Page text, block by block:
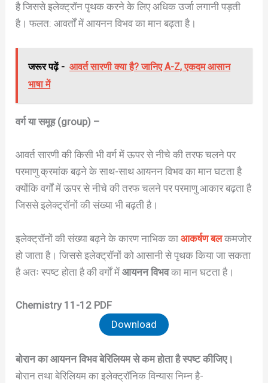
है जिससे इलेक्ट्रॉन पृथक करने के लिए अधिक उर्जा लगानी पड़ती
है। फलत: आवर्तों में आयनन विभव का मान बढ़ता है।
जरूर पढ़ें - आवर्त सारणी क्या है? जानिए A-Z, एकदम आसान
भाषा में
वर्ग या समूह (group) –
आवर्त सारणी की किसी भी वर्ग में ऊपर से नीचे की तरफ चलने पर
परमाणु क्रमांक बढ़ने के साथ-साथ आयनन विभव का मान घटता है
क्योंकि वर्गों में ऊपर से नीचे की तरफ चलने पर परमाणु आकार बढ़ता है
जिससे इलेक्ट्रॉनों की संख्या भी बढ़ती है।
इलेक्ट्रॉनों की संख्या बढ़ने के कारण नाभिक काआकर्षण बलकमजोर
हो जाता है। जिससे इलेक्ट्रॉनों को आसानी से पृथक किया जा सकता
है अतः स्पष्ट होता है की वर्गों मेंआयनन विभवका मान घटता है।
Chemistry 11-12 PDF
Download
बोरान का आयनन विभव बेरिलियम से कम होता है स्पष्ट कीजिए।
बोरान तथा बेरिलियम का इलेक्ट्रॉनिक विन्यास निम्न है-